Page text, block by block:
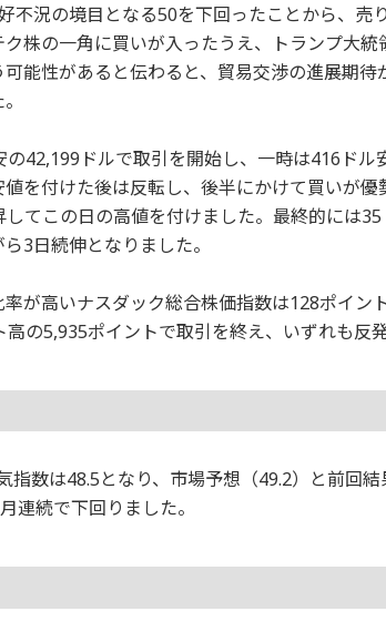
不況の境目となる50を下回ったことから、売
株の一角に買いが入ったうえ、トランプ大
能性があると伝わると、貿易交渉の進展期
の42,199ドルで取引を開始し、一時は416ド
を付けた後は反転し、後半にかけて買いが
てこの日の高値を付けました。最終的には
3日続伸となりました。
が高いナスダック総合株価指数は128ポイン
の5,935ポイントで取引を終え、いずれも反発
指数は48.5となり、市場予想（49.2）と前回
連続で下回りました。